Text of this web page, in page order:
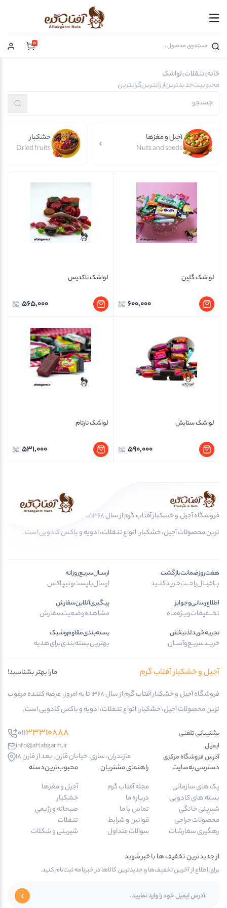
0
خانه تنقلات لواشک
محبوبیتجدیدترینارزانترینگرانترین
آجیل و مغزها
Nuts and seeds
خشکبار
Dried fruits
لواشک گلین
600,000
لواشک تاکدیس
565,000
لواشک ستایش
590,000
لواشک نارتام
531,000
فروشگاه آجیل و خشکبار آفتاب گرم از سال 1368 تا به امروز، عرضه کننده مرغوب
ترین محصولات آجیل، خشکبار، انواع تنقلات، ادویه و باکس کادویی است.
هفت‌روز‌ضمانت‌بازگشت
بــا‌خیــال‌راحـــت‌خـرید‌کنــید
ارســال‌سریع‌روزانه
ارسال‌با‌پست‌و‌تیپاکس
اطلاع‌رسانی‌و‌جوایز
تخـــفیفات‌ویــژه‌مـاه
پیگیری‌آنلاین‌سفارش
مشاهده‌وضعیت‌سفارش
تجربه‌خرید‌لذتبخش
خریــد‌سریـع‌و‌آســان
بسته‌بندی‌مقاوم‌وشیک
بهترین‌بسته‌بندی‌برای‌هدیه
آجیل و خشکبار آفتاب گرم
مارا بهتر بشناسید!
فروشگاه آجیل و خشکبار آفتاب گرم از سال 1368 تا به امروز، عرضه کننده مرغوب
ترین محصولات آجیل، خشکبار، انواع تنقلات، ادویه و باکس کادویی است.
پشتیبانی تلفنی 01133310888
ایمیل
info@aftabgarm.ir
آدرس‌ فروشگاه مرکزی
مازندران، ساری، خیابان قارن، بعد از قارن 18
دسترسی‌به‌سایت
پک های سازمانی
بسته های کادویی
شیرینی خانگی
محصولات حراجی
رهگیری سفارشات
راهنمای مشتریان
مجله آفتاب گرم
درباره ما
تماس با ما
قوانین و شرایط
سوالات متداول
محبوب‌ترین‌دسته‌
آجیل و مغزها
خشکبار
صبحانه و رژیمی
تنقلات
شیرینی و شکلات
از جدیدترین تخفیف ها با خبر شوید
برای اطلاع از آخرین تخفیف‌ها و جدیدترین کالاها در خبرنامه ثبت‌نام کنید.